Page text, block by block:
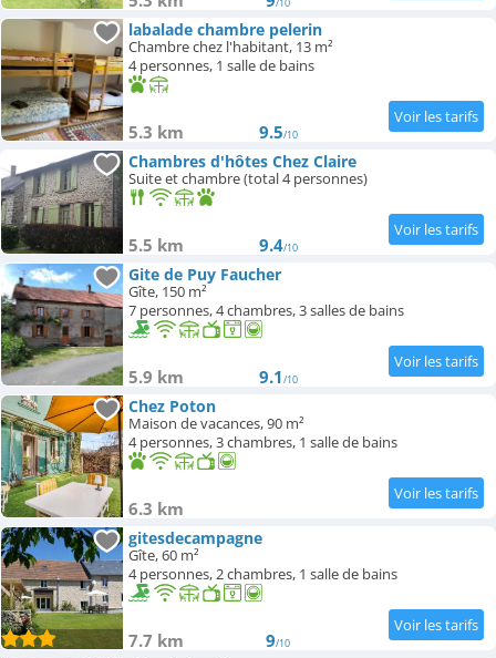
labalade chambre pelerin
Chambre chez l'habitant, 13 m²
4 personnes, 1 salle de bains
5.3 km 9.5/10
Chambres d'hôtes Chez Claire
Suite et chambre (total 4 personnes)
5.5 km 9.4/10
Gite de Puy Faucher
Gîte, 150 m²
7 personnes, 4 chambres, 3 salles de bains
5.9 km 9.1/10
Chez Poton
Maison de vacances, 90 m²
4 personnes, 3 chambres, 1 salle de bains
6.3 km
gitesdecampagne
Gîte, 60 m²
4 personnes, 2 chambres, 1 salle de bains
7.7 km 9/10